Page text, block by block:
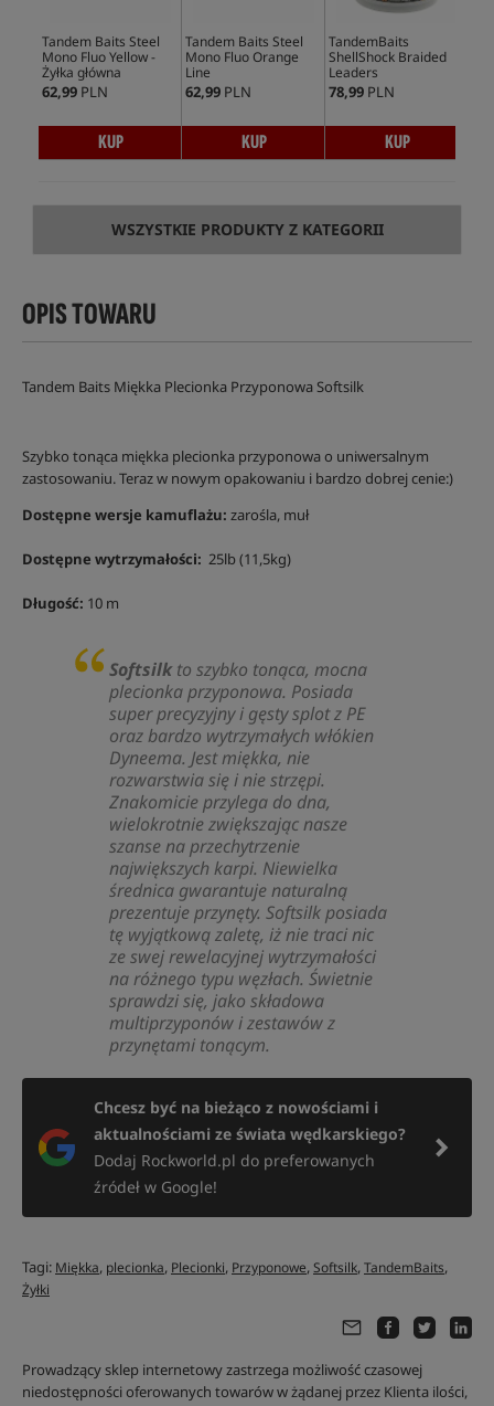
Tandem Baits Steel
Mono Fluo Yellow -
Żyłka główna
62,99 PLN
KUP
Tandem Baits Steel
Mono Fluo Orange
Line
62,99 PLN
KUP
TandemBaits
ShellShock Braided
Leaders
78,99 PLN
KUP
WSZYSTKIE PRODUKTY Z KATEGORII
OPIS TOWARU
Tandem Baits Miękka Plecionka Przyponowa Softsilk
Szybko tonąca miękka plecionka przyponowa o uniwersalnym
zastosowaniu. Teraz w nowym opakowaniu i bardzo dobrej cenie:)
Dostępne wersje kamuflażu: zarośla, muł
Dostępne wytrzymałości: 25lb (11,5kg)
Długość: 10 m
Softsilkto szybko tonąca, mocna
plecionka przyponowa. Posiada
super precyzyjny i gęsty splot z PE
oraz bardzo wytrzymałych włókien
Dyneema. Jest miękka, nie
rozwarstwia się i nie strzępi.
Znakomicie przylega do dna,
wielokrotnie zwiększając nasze
szanse na przechytrzenie
największych karpi. Niewielka
średnica gwarantuje naturalną
prezentuje przynęty. Softsilk posiada
tę wyjątkową zaletę, iż nie traci nic
ze swej rewelacyjnej wytrzymałości
na różnego typu węzłach. Świetnie
sprawdzi się, jako składowa
multiprzyponów i zestawów z
przynętami tonącym.
Chcesz być na bieżąco z nowościami i
aktualnościami ze świata wędkarskiego?
Dodaj Rockworld.pl do preferowanych
źródeł w Google!
Tagi: Miękka, plecionka, Plecionki, Przyponowe,Softsilk,TandemBaits,
Żyłki
Prowadzący sklep internetowy zastrzega możliwość czasowej
niedostępności oferowanych towarów w żądanej przez Klienta ilości,